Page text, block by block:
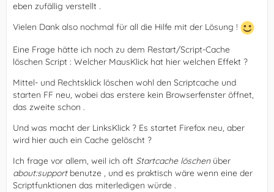
eben zufällig verstellt .
Vielen Dank also nochmal für all die Hilfe mit der Lösung !
Eine Frage hätte ich noch zu dem Restart/Script-Cache
löschen Script : Welcher MausKlick hat hier welchen Effekt ?
Mittel- und Rechtsklick löschen wohl den Scriptcache und
starten FF neu, wobei das erstere kein Browserfenster öffnet,
das zweite schon .
Und was macht der LinksKlick ? Es startet Firefox neu, aber
wird hier auch ein Cache gelöscht ?
Ich frage vor allem, weil ich oft Startcache löschenüber
about:supportbenutze , und es praktisch wäre wenn eine der
Scriptfunktionen das miterledigen würde .